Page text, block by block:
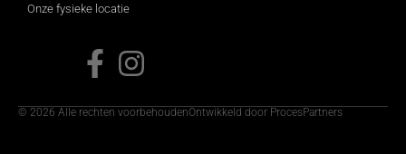
Onze fysieke locatie
© 2026 Alle rechten voorbehoudenOntwikkeld door ProcesPartners